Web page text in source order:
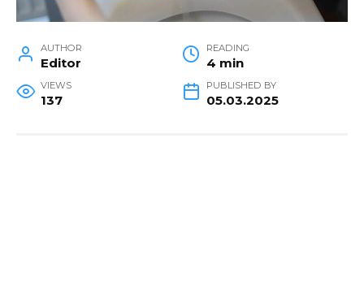
AUTHOR
Editor
READING
4 min
VIEWS
137
PUBLISHED BY
05.03.2025